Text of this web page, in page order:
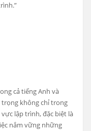
cả tiếng Anh và
trọng không chỉ trong
lập trình, đặc biệt là
nắm vững những